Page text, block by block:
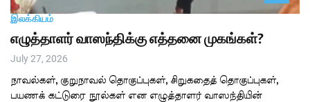
இலக்கியம்
எழுத்தாளர் வாஸந்திக்கு எத்தனை முகங்கள்?
July 27, 2026
நாவல்கள், குறுநாவல் தொகுப்புகள், சிறுகதைத் தொகுப்புகள்,
பயணக் கட்டுரை நூல்கள் என எழுத்தாளர் வாஸந்தியின்